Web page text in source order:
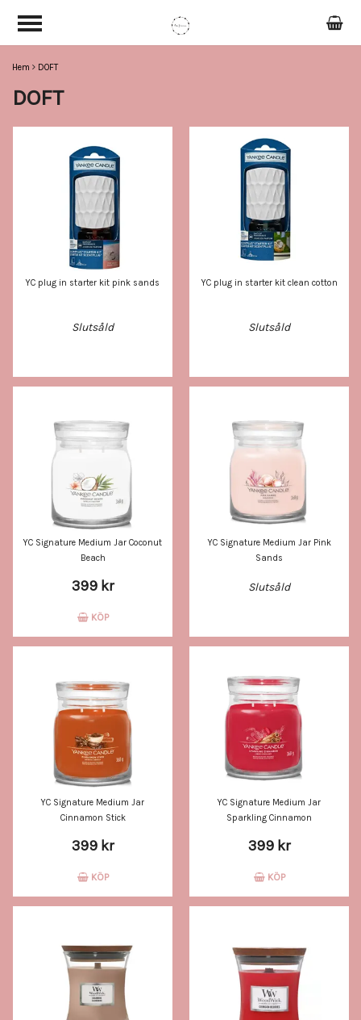
Hem DOFT
DOFT
YC plug in starter kit pink sands
Slutsåld
YC plug in starter kit clean cotton
Slutsåld
YC Signature Medium Jar Coconut
Beach
399 kr
KÖP
YC Signature Medium Jar Pink
Sands
Slutsåld
YC Signature Medium Jar
Cinnamon Stick
399 kr
KÖP
YC Signature Medium Jar
Sparkling Cinnamon
399 kr
KÖP